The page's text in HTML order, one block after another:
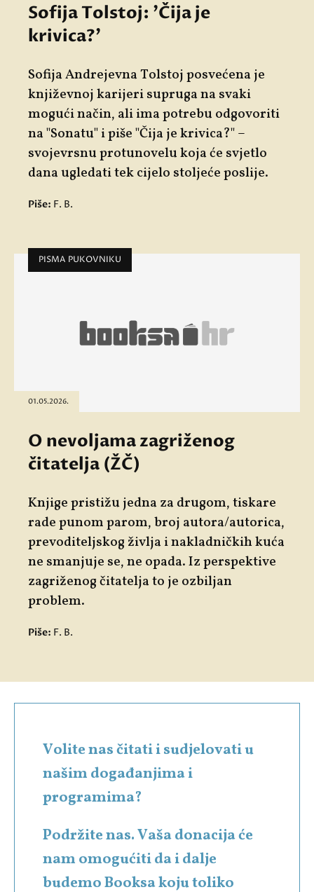
Sofija Tolstoj: 'Čija je
krivica?'
Sofija Andrejevna Tolstoj posvećena je
književnoj karijeri supruga na svaki
mogući način, ali ima potrebu odgovoriti
na "Sonatu"i piše "Čija je krivica?"–
svojevrsnu protunovelu koja će svjetlo
dana ugledati tek cijelo stoljeće poslije.
Piše: F. B.
PISMA PUKOVNIKU
01.05.2026.
O nevoljama zagriženog
čitatelja (ŽČ)
Knjige pristižu jedna za drugom, tiskare
rade punom parom, broj autora/autorica,
prevoditeljskog življa i nakladničkih kuća
ne smanjuje se, ne opada. Iz perspektive
zagriženog čitatelja to je ozbiljan
problem.
Piše: F. B.
Volite nas čitati i sudjelovati u
našim događanjima i
programima?
Podržite nas. Vaša donacija će
nam omogućiti da i dalje
budemo Booksa koju toliko